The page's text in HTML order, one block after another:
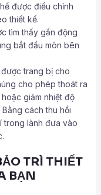
được điều chỉnh
thiết kế.
tìm thấy gần động
bắt đầu mòn bên
trang bị cho
cho phép thoát ra
giảm nhiệt độ
cách thu hồi
trong lành đưa vào
TRÌ THIẾT
BẠN